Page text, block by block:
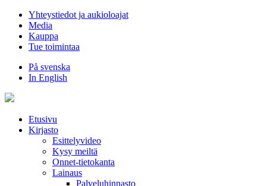
Hyppää
sisältöön
Yhteystiedot ja aukioloajat
Media
Kauppa
Tue toimintaa
På svenska
In English
Etusivu
Kirjasto
Esittelyvideo
Kysy meiltä
Onnet-tietokanta
Lainaus
Palveluhinnasto